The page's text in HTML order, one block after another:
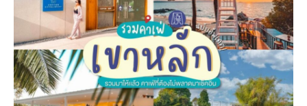
า
ม
ร